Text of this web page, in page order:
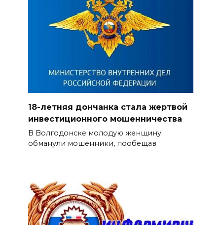
18-летняя дончанка стала жертвой
инвестиционного мошенничества
В Волгодонске молодую женщину
обманули мошенники, пообещав